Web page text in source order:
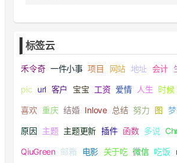
标签云
禾令奇 一件小事 项目 网站 地址 会计
pic url 客户 宝宝 工资 爱情 人生 时候
喜欢 重庆 结婚 Inlove 总结 努力 图
原因 主题 主题更新 插件 函数 多说
QiuGreen 邮箱 电影 关于吃 微信 吃饭